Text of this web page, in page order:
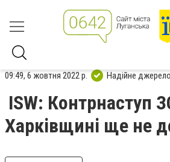
09:49, 6 жовтня 2022 р. Надійне джерело
ISW: Контрнаступ
Харківщині ще не